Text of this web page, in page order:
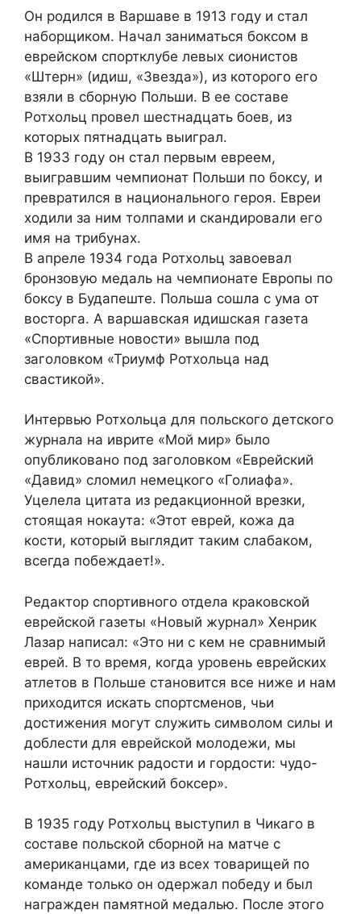
Он родился в Варшаве в 1913 году и стал
наборщиком. Начал заниматься боксом в
еврейском спортклубе левых сионистов
«Штерн» (идиш, «Звезда»), из которого его
взяли в сборную Польши. В ее составе
Ротхольц провел шестнадцать боев, из
которых пятнадцать выиграл.
В 1933 году он стал первым евреем,
выигравшим чемпионат Польши по боксу, и
превратился в национального героя. Евреи
ходили за ним толпами и скандировали его
имя на трибунах.
В апреле 1934 года Ротхольц завоевал
бронзовую медаль на чемпионате Европы по
боксу в Будапеште. Польша сошла с ума от
восторга. А варшавская идишская газета
«Спортивные новости» вышла под
заголовком «Триумф Ротхольца над
свастикой».
Интервью Ротхольца для польского детского
журнала на иврите «Мой мир» было
опубликовано под заголовком «Еврейский
«Давид» сломил немецкого «Голиафа».
Уцелела цитата из редакционной врезки,
стоящая нокаута: «Этот еврей, кожа да
кости, который выглядит таким слабаком,
всегда побеждает!».
Редактор спортивного отдела краковской
еврейской газеты «Новый журнал» Хенрик
Лазар написал: «Это ни с кем не сравнимый
еврей. В то время, когда уровень еврейских
атлетов в Польше становится все ниже и нам
приходится искать спортсменов, чьи
достижения могут служить символом силы и
доблести для еврейской молодежи, мы
нашли источник радости и гордости: чудо-
Ротхольц, еврейский боксер».
В 1935 году Ротхольц выступил в Чикаго в
составе польской сборной на матче с
американцами, где из всех товарищей по
команде только он одержал победу и был
награжден памятной медалью. После этого